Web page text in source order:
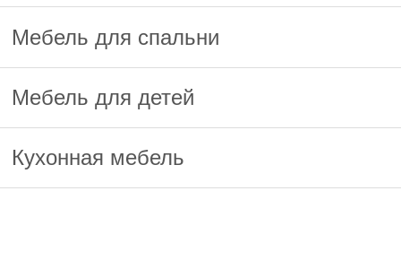
Мебель для спальни
Мебель для детей
Кухонная мебель